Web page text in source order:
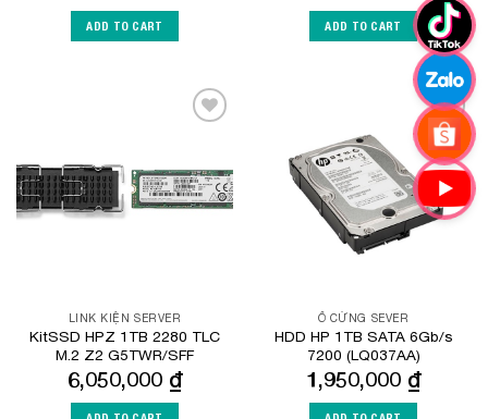
ADD TO CART ADD TO CART
LINK KIỆN SERVER
KitSSD HPZ 1TB 2280 TLC
M.2 Z2 G5TWR/SFF
6,050,000 ₫
Add to
Wishlist
Ổ CỨNG SEVER
HDD HP 1TB SATA 6Gb/s
7200 (LQ037AA)
1,950,000 ₫